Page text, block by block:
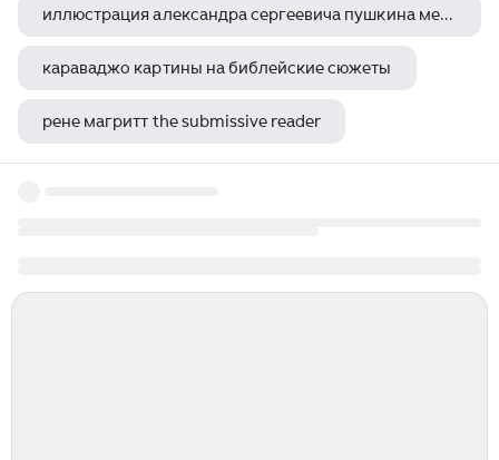
иллюстрация александра сергеевича пушкина метель
караваджо картины на библейские сюжеты
рене магритт the submissive reader